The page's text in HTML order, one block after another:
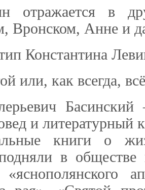
отражается в
Вронском, Анне и
Константина
или, как всегда,
и литературный
книги о
в